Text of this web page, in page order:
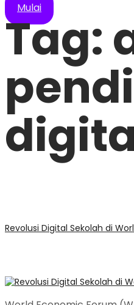
Mulai
Tag:
Revolusi Digital Sekolah di